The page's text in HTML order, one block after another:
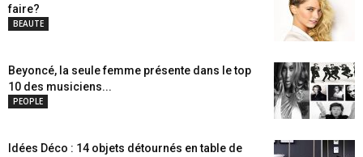
faire?
BEAUTE
Beyoncé, la seule femme présente dans le top
10 des musiciens...
PEOPLE
Idées Déco : 14 objets détournés en table de